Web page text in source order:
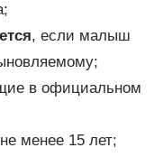
, если малыш
в официальном
менее 15 лет;